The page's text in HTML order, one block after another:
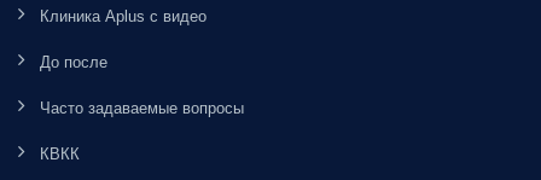
Клиника Aplus с видео
До после
Часто задаваемые вопросы
КВКК